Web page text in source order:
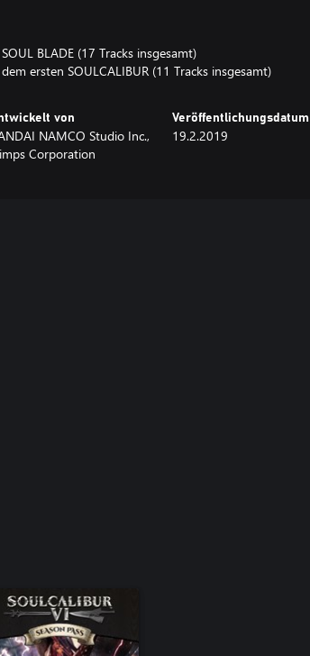
BLADE (17 Tracks insgesamt)
ersten SOULCALIBUR (11 Tracks insgesamt)
von
NAMCO Studio Inc.,
Corporation
Veröffentlichungsdatum
19.2.2019